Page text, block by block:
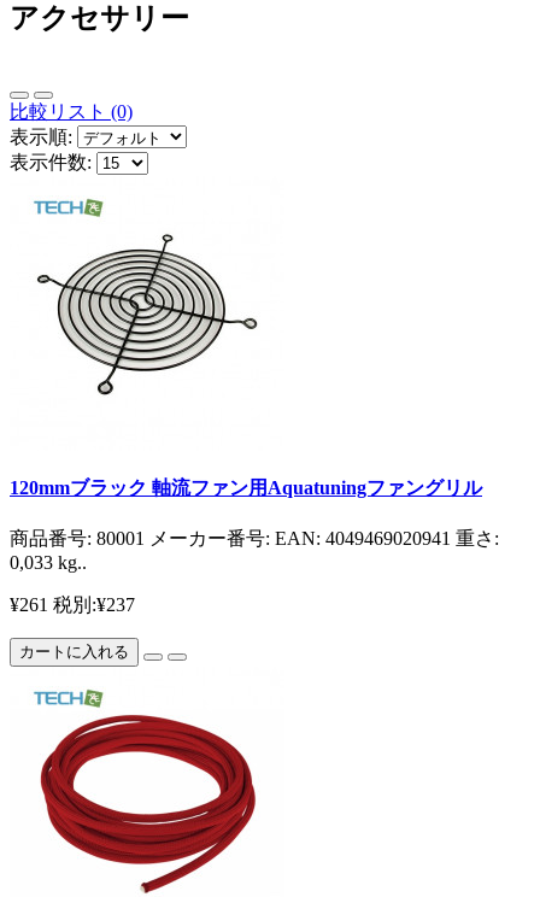
アクセサリー
比較リスト (0)
表示順:
表示件数:
120mmブラック 軸流ファン用Aquatuningファングリル
商品番号: 80001 メーカー番号: EAN: 4049469020941 重さ:
0,033 kg..
¥261 税別:¥237
カートに入れる